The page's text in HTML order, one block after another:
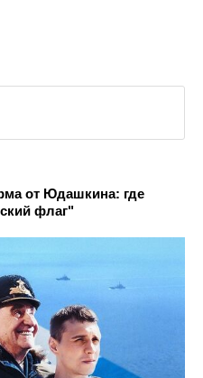
от Юдашкина: где
флаг"